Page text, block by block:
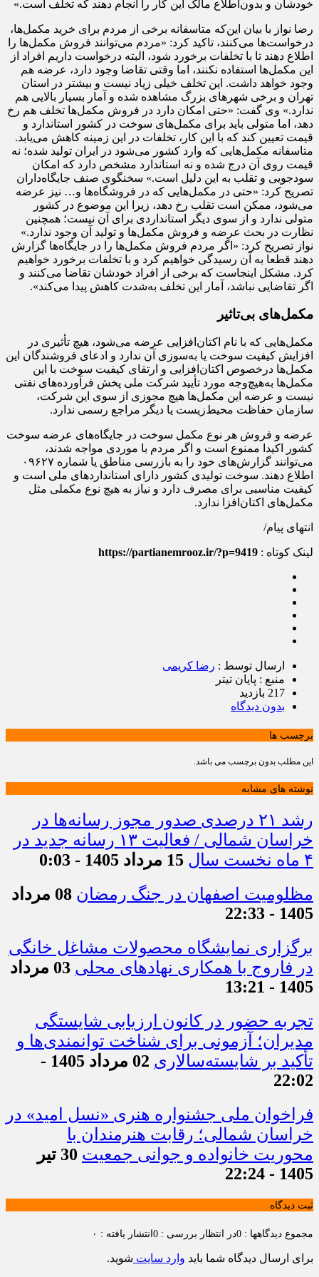
خودشان و بدون‌اطلاع مالک این کار را انجام دهند که تخلف است.»
رضا نواز با بیان این‌که متاسفانه برخی از مردم برای خرید مکمل‌ها،
درخواست‌ها می‌کنند، تاکید کرد: «مردم می‌توانند فروش مکمل‌ها را
اطلاع دهند تا با تخلفات برخورد شود، البته درخواست داریم افراد از
این مکمل‌ها استفاده نکنند، اما وقتی تقاضا وجود دارد، عرضه هم
وجود خواهد داشت. این تخلف خیلی زیاد نیست و بیشتر در استان
تهران و برخی شهرهای بزرگ مشاهده شده و آمار بسیار بالایی هم
ندارد.» وی گفت: «حتی امکان دارد در فروش مکمل‌ها تخلف هم رخ
دهد، اما متولی باید برای مکمل‌های سوخت در کشور استاندارد و
قیمت تعیین کند که با این کار، تخلفات در این زمینه کاهش می‌یابد.
متاسفانه مکمل‌هایی که وارد کشور می‌شود در ایران تولید شده؛ نه
قیمت روی آن درج ‌شده و نه استاندارد مشخص دارد که امکان
سودجویی و تقلب به این دلیل است.» سخنگوی صنف جایگاه‌داران
تصریح کرد: «حتی در مکمل‌هایی که در فروشگاه‌ها و… نیز عرضه
می‌شود، ممکن است تقلب رخ دهد، زیرا این موضوع در کشور
متولی ندارد و از سوی دیگر استانداردی برای آن نیست؛ همچنین
نظارت در بحث عرضه و فروش مکمل‌ها و تولید آن وجود ندارد.»
نواز تصریح کرد: «اگر مردم فروش مکمل‌ها را در جایگاه‌ها گزارش
دهند قطعا به آن رسیدگی خواهیم کرد و با تخلفات برخورد خواهیم
کرد. مشکل اینجاست که برخی از افراد خودشان تقاضا می‌کنند و
اگر تقاضایی نباشد، آمار این تخلف به‌شدت کاهش پیدا می‌کند».
مکمل‌های بی‌تاثیر
مکمل‌هایی که با نام اکتان‌افزایی عرضه می‌شود، هیچ تأثیری در
افزایش کیفیت سوخت یا به‌سوزی آن ندارد و ادعای فروشندگان این
مکمل‌ها درخصوص اکتان‌افزایی و ارتقای کیفیت سوخت با این
مکمل‌ها به‌هیچ‌وجه مورد تأیید شرکت ملی پخش فرآورده‌های نفتی
نیست و عرضه این مکمل‌ها هیچ مجوزی از سوی این شرکت،
سازمان حفاظت محیط‌زیست یا دیگر مراجع رسمی ندارد.
عرضه و فروش هر نوع مکمل سوخت در جایگاه‌های عرضه سوخت
کشور اکیدا ممنوع است و اگر مردم با موردی مواجه شدند،
می‌توانند گزارش‌های خود را به بازرسی مناطق یا شماره ۰۹۶۲۷
اطلاع دهند. سوخت تولیدی کشور دارای استانداردهای ملی است و
کیفیت مناسبی برای مصرف دارد و نیاز به هیچ نوع مکملی مثل
مکمل‌های اکتان‌افزا ندارد.
انتهای پیام/
لینک کوتاه : https://partianemrooz.ir/?p=9419
ارسال توسط : رضا کریمی
منبع : پایان تیتر
217 بازدید
بدون دیدگاه
برچسب ها
این مطلب بدون برچسب می باشد.
نوشته های مشابه
رشد ۲۱ درصدی صدور مجوز رسانه‌ها در
خراسان شمالی / فعالیت ۱۳ رسانه جدید در
۴ ماه نخست سال
15 مرداد 1405 - 0:03
مظلومیت اصفهان در جنگ رمضان
08 مرداد
1405 - 22:33
برگزاری نمایشگاه محصولات مشاغل خانگی
در فاروج با همکاری نهادهای محلی
03 مرداد
1405 - 13:21
تجربه حضور در کانون ارزیابی شایستگی
مدیران؛ آزمونی برای شناخت توانمندی‌ها و
تأکید بر شایسته‌سالاری
02 مرداد 1405 -
22:02
فراخوان ملی جشنواره هنری «نسل امید» در
خراسان شمالی؛ رقابت هنرمندان با
محوریت خانواده و جوانی جمعیت
30 تیر
1405 - 22:24
ثبت دیدگاه
مجموع دیدگاهها : 0 در انتظار بررسی : 0 انتشار یافته : ۰
برای ارسال دیدگاه شما باید وارد سایت شوید.